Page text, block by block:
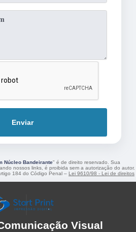
Enviar
Núcleo Bandeirante" é de direito reservado. Sua
nossos links, é proibida sem a autorização do autor.
184 do Código Penal – Lei 9610/98 - Lei de direitos
Visual